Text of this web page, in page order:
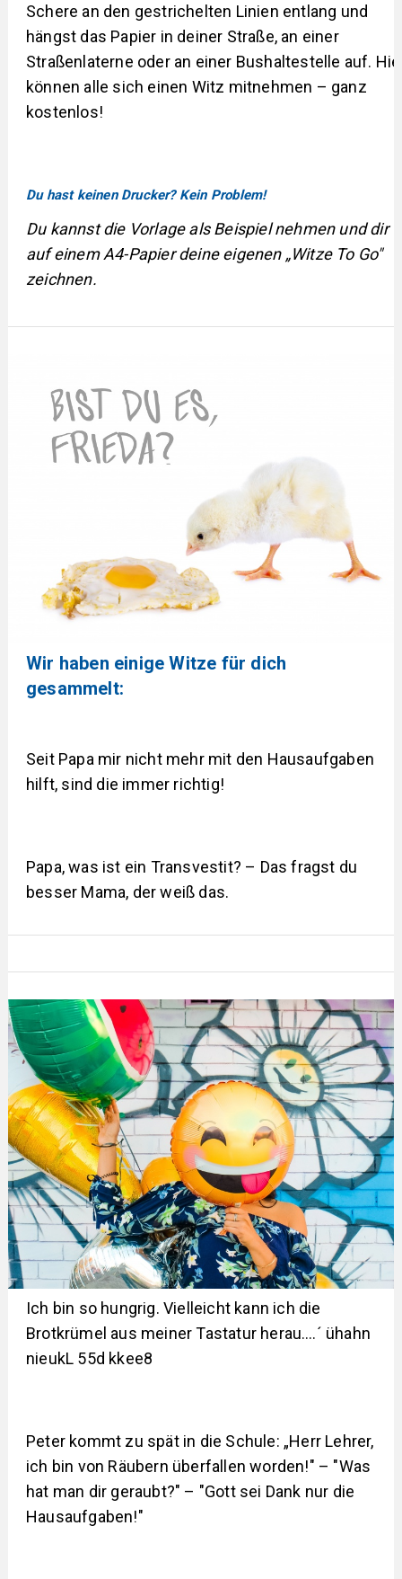
Schere an den gestrichelten Linien entlang und
hängst das Papier in deiner Straße, an einer
Straßenlaterne oder an einer Bushaltestelle auf.
können alle sich einen Witz mitnehmen – ganz
kostenlos!
Du hast keinen Drucker? Kein Problem!
Du kannst die Vorlage als Beispiel nehmen und dir
auf einem A4-Papier deine eigenen „Witze To Go"
zeichnen.
Wir haben einige Witze für dich
gesammelt:
Seit Papa mir nicht mehr mit den Hausaufgaben
hilft, sind die immer richtig!
Papa, was ist ein Transvestit? – Das fragst du
besser Mama, der weiß das.
Ich bin so hungrig. Vielleicht kann ich die
Brotkrümel aus meiner Tastatur herau….´ ühahn
nieukL 55d kkee8
Peter kommt zu spät in die Schule: „Herr Lehrer,
ich bin von Räubern überfallen worden!" – "Was
hat man dir geraubt?" – "Gott sei Dank nur die
Hausaufgaben!"